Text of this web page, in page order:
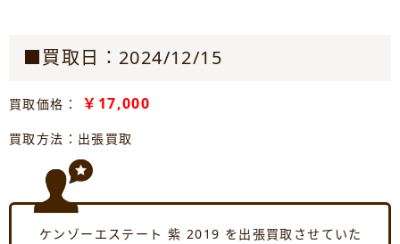
■買取日：2024/12/15
買取価格： ￥17,000
買取方法：出張買取
ケンゾーエステート 紫 2019 を出張買取させていた